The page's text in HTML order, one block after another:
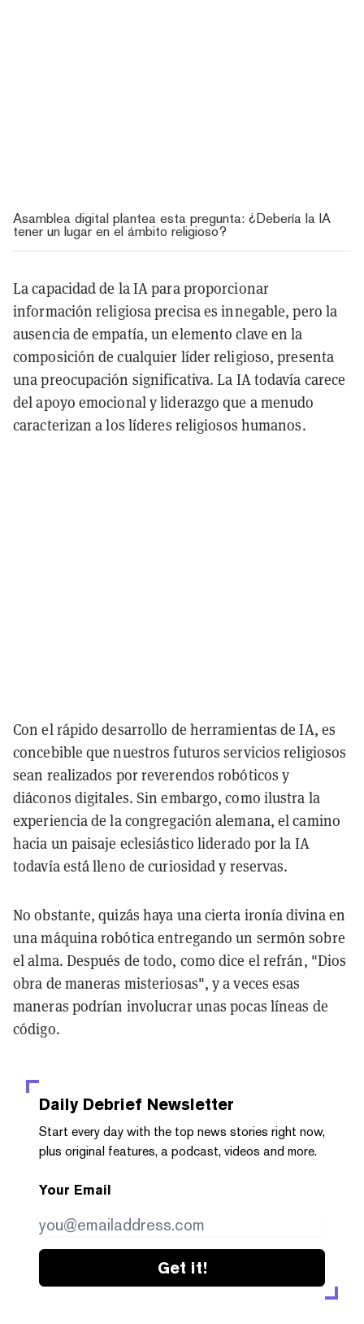
Asamblea digital plantea esta pregunta: ¿Debería la IA
tener un lugar en el ámbito religioso?
La capacidad de la IA para proporcionar
información religiosa precisa es innegable, pero la
ausencia de empatía, un elemento clave en la
composición de cualquier líder religioso, presenta
una preocupación significativa. La IA todavía carece
del apoyo emocional y liderazgo que a menudo
caracterizan a los líderes religiosos humanos.
Con el rápido desarrollo de herramientas de IA, es
concebible que nuestros futuros servicios religiosos
sean realizados por reverendos robóticos y
diáconos digitales. Sin embargo, como ilustra la
experiencia de la congregación alemana, el camino
hacia un paisaje eclesiástico liderado por la IA
todavía está lleno de curiosidad y reservas.
No obstante, quizás haya una cierta ironía divina en
una máquina robótica entregando un sermón sobre
el alma. Después de todo, como dice el refrán, "Dios
obra de maneras misteriosas", y a veces esas
maneras podrían involucrar unas pocas líneas de
código.
Daily Debrief Newsletter
Start every day with the top news stories right now,
plus original features, a podcast, videos and more.
Your Email
Get it!